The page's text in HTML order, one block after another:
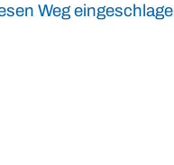
Weg